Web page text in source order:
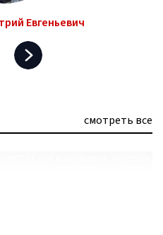
Евгеньевич
смотреть все